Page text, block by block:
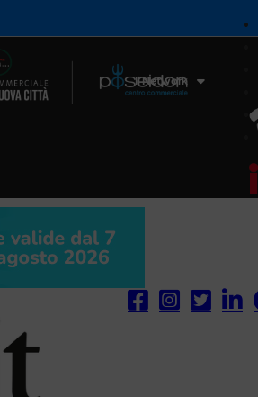
Il Network